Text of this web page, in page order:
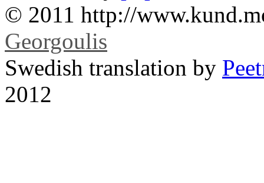
© 2011 http://
Georgoulis
Swedish translation by
2012